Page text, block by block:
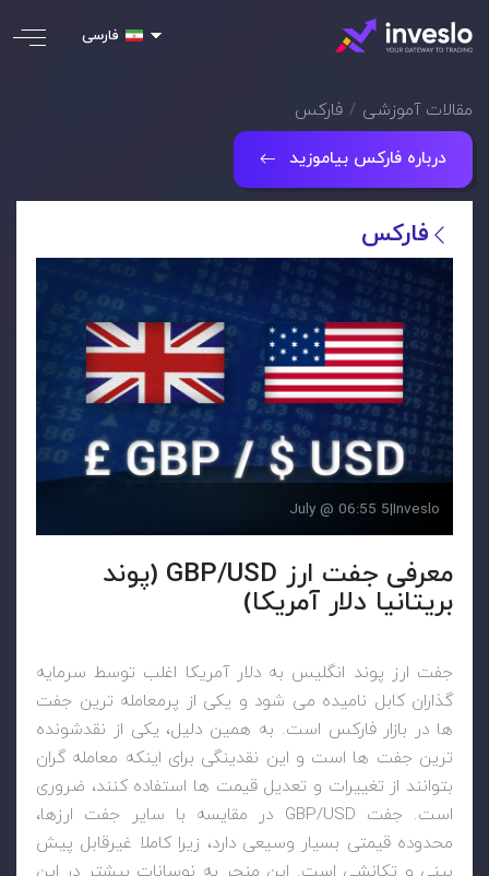
فارسی
مقالات آموزشی فارکس
درباره فارکس بیاموزید
فارکس
Inveslo
|
5 July @ 06:55
معرفی جفت ارز GBP/USD (پوند
بریتانیا دلار آمریکا)
جفت ارز پوند انگلیس به دلار آمریکا اغلب توسط سرمایه
گذاران کابل نامیده می شود و یکی از پرمعامله ترین جفت
ها در بازار فارکس است. به همین دلیل، یکی از نقدشونده
ترین جفت ها است و این نقدینگی برای اینکه معامله گران
بتوانند از تغییرات و تعدیل قیمت ها استفاده کنند، ضروری
است. جفت GBP/USD در مقایسه با سایر جفت ارزها،
محدوده قیمتی بسیار وسیعی دارد، زیرا کاملا غیرقابل پیش
بینی و تکانشی است. این منجر به نوسانات بیشتر در این